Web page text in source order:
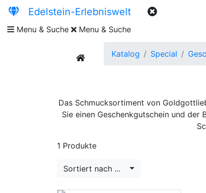
Edelstein-Erlebniswelt
Menu & Suche Menu & Suche
current Katalog Special
Das Schmucksortiment von
Sie einen Geschenkgutschein und der
1 Produkte
Sortiert nach ...